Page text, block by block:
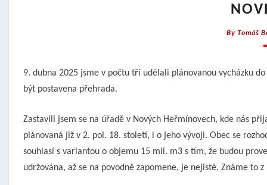
By Tomáš
9. dubna 2025 jsme v počtu tří udělali plánovanou vycházku
být postavena přehrada.
Zastavili jsem se na úřadě v Nových Heřmínovech, kde nás
plánovaná již v 2. pol. 18. století, i o jeho vývoji. Obec se
souhlasí s variantou o objemu 15 mil. m3 s tím, že budou
udržována, až se na povodně zapomene, je nejisté. Známe to z